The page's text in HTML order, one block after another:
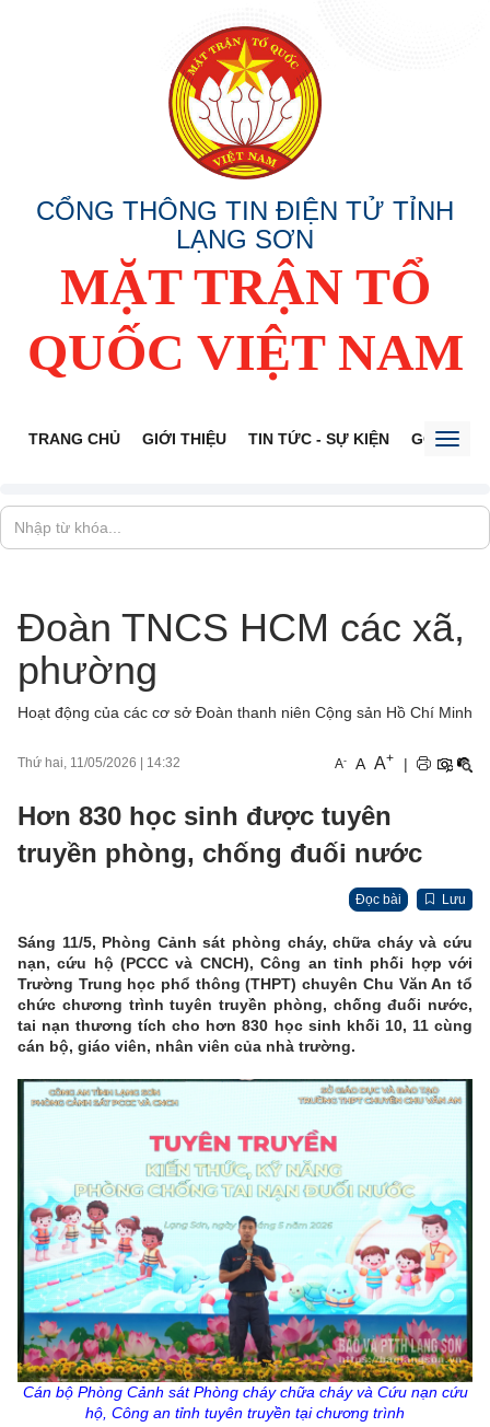
CỔNG THÔNG TIN ĐIỆN TỬ TỈNH
LẠNG SƠN
MẶT TRẬN TỔ
QUỐC VIỆT NAM
TRANG CHỦ GIỚI THIỆU TIN TỨC - SỰ KIỆN GÓP Ý
Đoàn TNCS HCM các xã,
phường
Hoạt động của các cơ sở Đoàn thanh niên Cộng sản Hồ Chí Minh
Thứ hai, 11/05/2026 14:32 A- A A+ |
Hơn 830 học sinh được tuyên
truyền phòng, chống đuối nước
Đọc bài Lưu
Sáng 11/5, Phòng Cảnh sát phòng cháy, chữa cháy và cứu
nạn, cứu hộ (PCCC và CNCH), Công an tỉnh phối hợp với
Trường Trung học phổ thông (THPT) chuyên Chu Văn An tổ
chức chương trình tuyên truyền phòng, chống đuối nước,
tai nạn thương tích cho hơn 830 học sinh khối 10, 11 cùng
cán bộ, giáo viên, nhân viên của nhà trường.
Cán bộ Phòng Cảnh sát Phòng cháy chữa cháy và Cứu nạn cứu
hộ, Công an tỉnh tuyên truyền tại chương trình